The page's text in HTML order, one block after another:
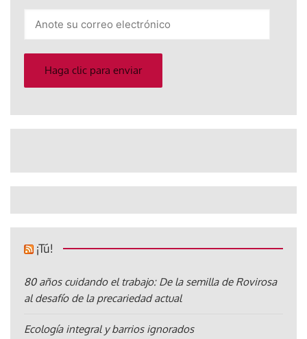
electrónico
Haga clic para enviar
¡Tú!
80 años cuidando el trabajo: De la semilla de Rovirosa
al desafío de la precariedad actual
Ecología integral y barrios ignorados